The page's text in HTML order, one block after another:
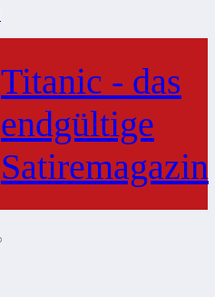
Titanic - das
endgültige
Satiremagazin